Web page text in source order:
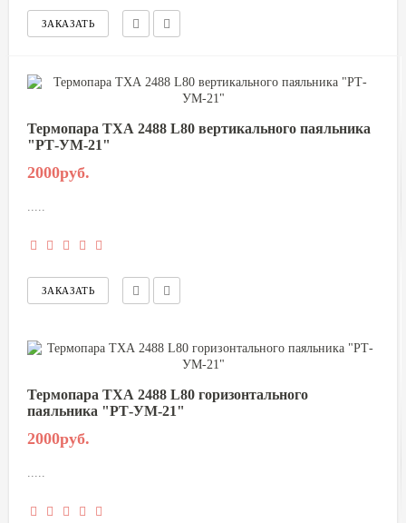
Термопара ТХА 2488 L80 вертикального паяльника
"РТ-УМ-21"
2000руб.
Термопара ТХА 2488 L80 горизонтального
паяльника "РТ-УМ-21"
2000руб.